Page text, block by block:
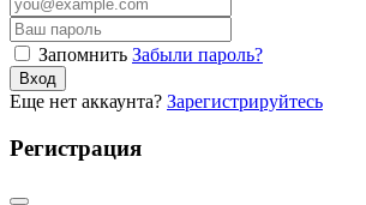
Запомнить Забыли пароль?
Вход
Еще нет аккаунта? Зарегистрируйтесь
Регистрация